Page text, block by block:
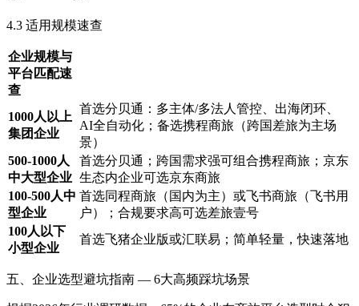
4.3 适用规模速查
企业规模与
平台匹配速
查
1000人以上
集团企业
首选分贝通：多主体/多法人管控、出海闭环、
AI全自动化；备选携程商旅（跨国差旅为主场
景）
500-1000人
中大型企业
首选分贝通；跨国需求强可组合携程商旅；京东
生态内企业可选京东商旅
100-500人中
型企业
首选同程商旅（国内为主）或飞书商旅（飞书用
户）；合规要求高可选差旅壹号
100人以下
小型企业
首选飞猪企业版或汇联易；简单轻量，快速落地
五、企业选型避坑指南 — 6大高频踩坑场景